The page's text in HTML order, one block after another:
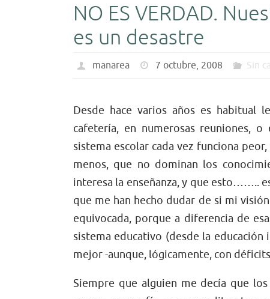
NO ES VERDAD.
es un desastre
manarea 7 octubre, 2008 Sin
Desde hace varios años es habitual
cafetería, en numerosas reuniones,
sistema escolar cada vez funciona
menos, que no dominan los
interesa la enseñanza, y que esto……..
que me han hecho dudar de si mi
equivocada, porque a diferencia de
sistema educativo (desde la
mejor -aunque, lógicamente, con
Siempre que alguien me decía que